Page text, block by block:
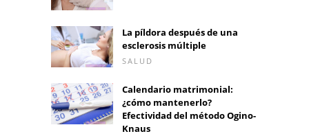
La píldora después de una
esclerosis múltiple
SALUD
Calendario matrimonial:
¿cómo mantenerlo?
Efectividad del método Ogino-
Knaus